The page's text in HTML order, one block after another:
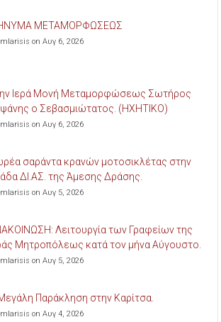
ΜΕΤΑΜΟΡΦΩΣΕΩΣ
on Αυγ 6, 2026
Ιερά Μονή Μεταμορφώσεως Σωτήρος
ο Σεβασμιώτατος. (ΗΧΗΤΙΚΟ)
on Αυγ 6, 2026
σαράντα κρανών μοτοσικλέτας στην
ΔΙ.ΑΣ. της Άμεσης Δράσης.
on Αυγ 5, 2026
Λειτουργία των Γραφείων της
Μητροπόλεως κατά τον μήνα Αύγουστο.
on Αυγ 5, 2026
Παράκληση στην Καρίτσα.
on Αυγ 4, 2026